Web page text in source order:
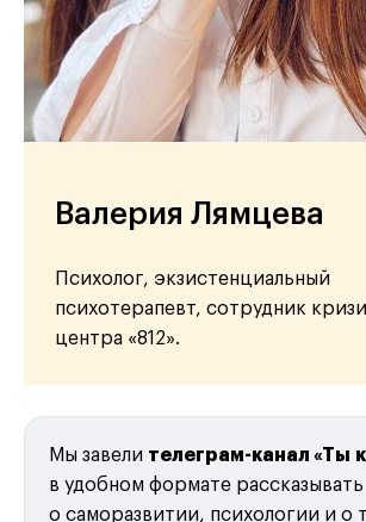
Валерия Лямцева
Психолог, экзистенциальный
психотерапевт, сотрудник
центра «812».
Мы завели телеграм-канал «Ты
в удобном формате рассказывать
о саморазвитии, психологии и о